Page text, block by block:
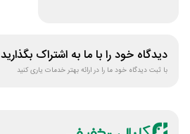
دیدگاه خود را با ما به اشتراک بگذارید
با ثبت دیدگاه خود ما را در ارائه بهتر خدمات یاری کنید